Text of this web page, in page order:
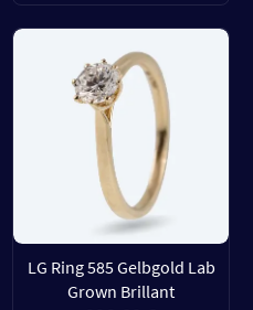
LG Ring 585 Gelbgold Lab
Grown Brillant